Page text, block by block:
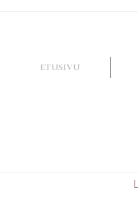
ETUSIVU